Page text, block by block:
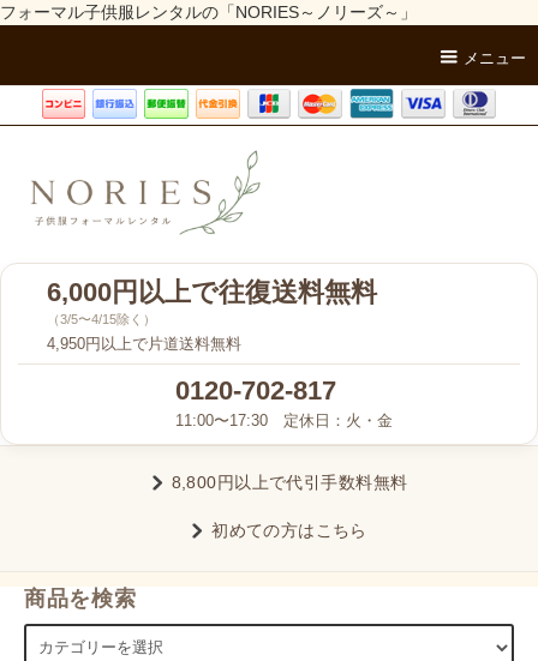
フォーマル子供服レンタルの「NORIES～ノリーズ～」
メニュー
6,000円以上で往復送料無料
（3/5〜4/15除く）
4,950円以上で片道送料無料
0120-702-817
11:00〜17:30 定休日：火・金
8,800円以上で代引手数料無料
初めての方はこちら
商品を検索